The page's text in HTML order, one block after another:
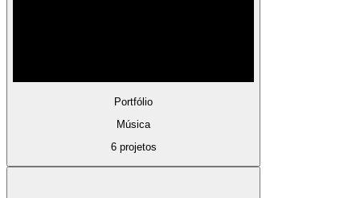
Portfólio
Música
6 projetos